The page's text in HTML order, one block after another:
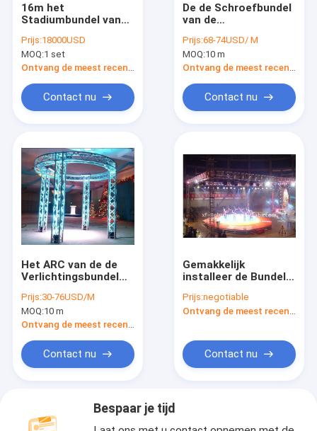
16m het
Stadiumbundel van
Openluchtaluminium
voor Overlegbundel,
Corrosieweerstand
Prijs:18000USD
MOQ:1 set
Contact nu
De de Schroefbundel
van de
op Moderne Muziek
van toepassing
toont TUV SGS
Prijs:68-74USD/ M
MOQ:10 m
Contact nu
Het ARC van de de
Verlichtingsbundel
Stage/Ladder/Driehoekige/Vierkante
Vorm
Prijs:30-76USD/M
MOQ:10 m
Ontvang de meest recente Prijs
Contact nu
Gemakkelijk
installeer de Bundel
voor Gebeurtenis, de
Kleine Bundel van de
Prijs:negotiable
Contact nu
Bespaar je tijd